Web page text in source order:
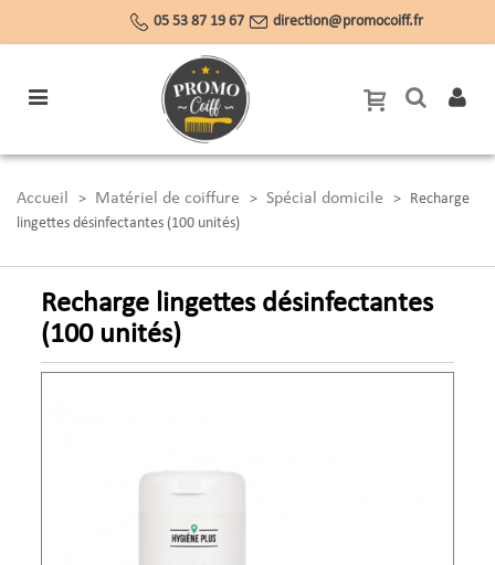
05 53 87 19 67 direction@promocoiff.fr
Accueil > Matériel de coiffure > Spécial domicile > Recharge
lingettes désinfectantes (100 unités)
Recharge lingettes désinfectantes
(100 unités)